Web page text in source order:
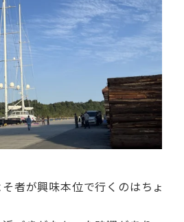
者が興味本位で行くのはちょ